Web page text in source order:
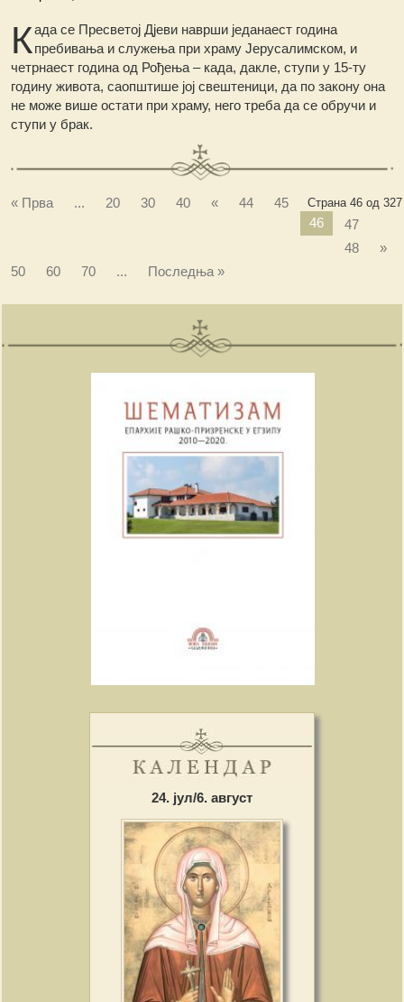
Када се Пресветој Дјеви наврши једанаест година
пребивања и служења при храму Јерусалимском, и
четрнаест година од Рођења – када, дакле, ступи у 15-ту
годину живота, саопштише јој свештеници, да по закону она
не може више остати при храму, него треба да се обручи и
ступи у брак.
Страна 46 од 327
« Прва ... 20 30 40 « 44
45
46
47
48
»
50
60 70 ... Последња »
24. јул/6. август